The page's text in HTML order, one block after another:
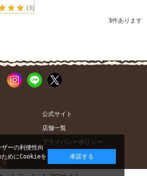
(3)
3件あります
公式サイト
店舗一覧
プライバシーポリシー
ーの利便性向
ためにCookieを
承諾する